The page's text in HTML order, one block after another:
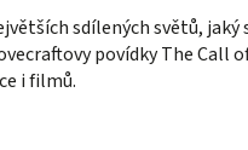
sdílených světů, jaký
povídky The Call
i filmů.